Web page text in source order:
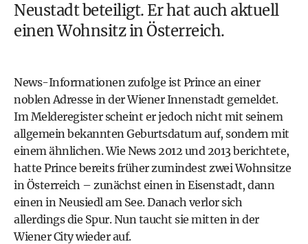
Neustadt beteiligt. Er hat auch aktuell
einen Wohnsitz in Österreich.
News-Informationen zufolge ist Prince an einer
noblen Adresse in der Wiener Innenstadt gemeldet.
Im Melderegister scheint er jedoch nicht mit seinem
allgemein bekannten Geburtsdatum auf, sondern mit
einem ähnlichen. Wie News 2012 und 2013 berichtete,
hatte Prince bereits früher zumindest zwei Wohnsitze
in Österreich – zunächst einen in Eisenstadt, dann
einen in Neusiedl am See. Danach verlor sich
allerdings die Spur. Nun taucht sie mitten in der
Wiener City wieder auf.